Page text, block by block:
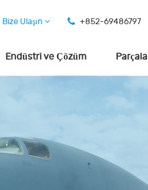
Bize Ulaşın +852-69486797
Endüstri ve Çözüm